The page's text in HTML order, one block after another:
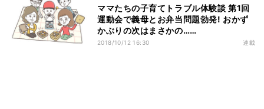
ママたちの子育てトラブル体験談 第1回
運動会で義母とお弁当問題勃発! おかず
かぶりの次はまさかの……
2018/10/12 16:30 連載